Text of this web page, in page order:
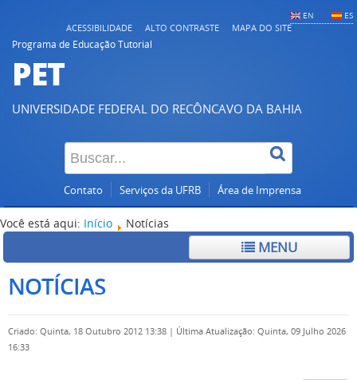
EN ES
ACESSIBILIDADE ALTO CONTRASTE
MAPA DO SITE
Programa de Educação Tutorial
PET
UNIVERSIDADE FEDERAL DO RECÔNCAVO DA BAHIA
Contato Serviços da UFRB Área de Imprensa
Você está aqui: Início Notícias
MENU
NOTÍCIAS
Criado: Quinta, 18 Outubro 2012 13:38 | Última Atualização: Quinta, 09 Julho 2026
16:33